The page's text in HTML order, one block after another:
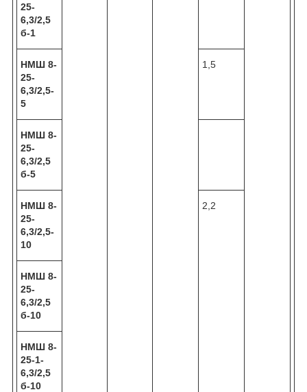
25-
6,3/2,5
б-1
НМШ 8-
25-
6,3/2,5-
5
1,5
НМШ 8-
25-
6,3/2,5
б-5
НМШ 8-
25-
6,3/2,5-
10
2,2
НМШ 8-
25-
6,3/2,5
б-10
НМШ 8-
25-1-
6,3/2,5
б-10